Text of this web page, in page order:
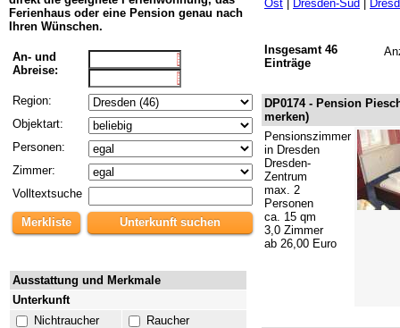
Ferienhaus oder eine Pension genau nach
Ihren Wünschen.
An- und
Abreise:
Region:
Objektart:
Personen:
Zimmer:
Volltextsuche
Merkliste
Ausstattung und Merkmale
Unterkunft
Nichtraucher
Raucher
Ost
Dresden-Süd
Insgesamt 46
Einträge
DP0174 - Pension
merken)
Pensionszimmer
in Dresden
Dresden-
Zentrum
max. 2
Personen
ca. 15 qm
3,0 Zimmer
ab 26,00 Euro